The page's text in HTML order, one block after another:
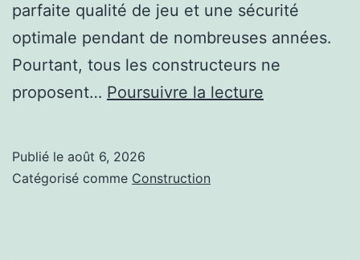
parfaite qualité de jeu et une sécurité
optimale pendant de nombreuses années.
Pourtant, tous les constructeurs ne
proposent… Poursuivre la lecture
Publié le août 6, 2026
Catégorisé comme Construction